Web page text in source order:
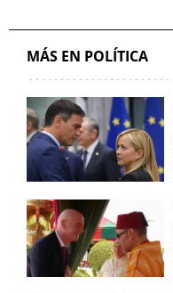
MÁS EN POLÍTICA